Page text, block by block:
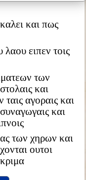
και πως
ειπεν τοις
των
και
αγοραις και
και
των χηρων και
ουτοι